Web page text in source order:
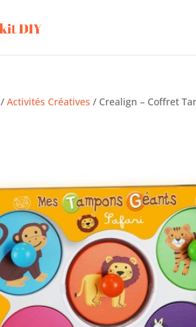
/Activités Créatives / Crealign – Coffret